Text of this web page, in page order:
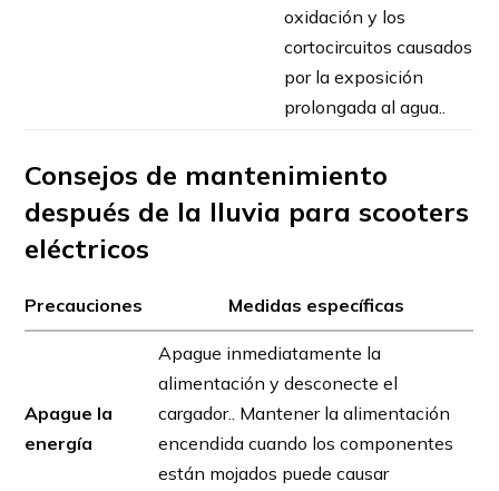
oxidación y los
cortocircuitos causados
​​por la exposición
prolongada al agua..
Consejos de mantenimiento
después de la lluvia para scooters
eléctricos
Precauciones Medidas específicas
Apague la
energía
Apague inmediatamente la
alimentación y desconecte el
cargador.. Mantener la alimentación
encendida cuando los componentes
están mojados puede causar